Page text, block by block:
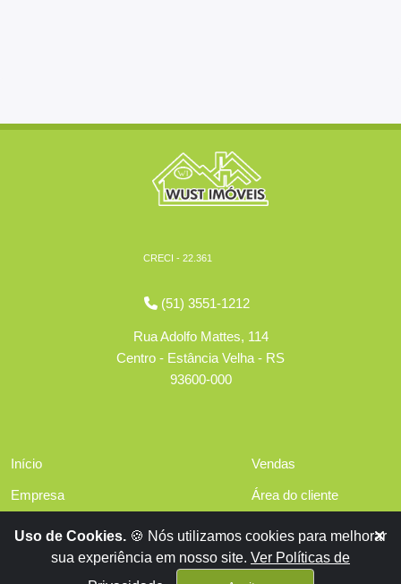
CRECI - 22.361
(51) 3551-1212
Rua Adolfo Mattes, 114
Centro - Estância Velha - RS
93600-000
Início
Empresa
Financiamentos
Vendas
Área do cliente
Contato
Uso de Cookies. 🍪 Nós utilizamos cookies para melhorar
sua experiência em nosso site. Ver Políticas de